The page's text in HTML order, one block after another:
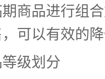
品进行组合
可以有效的
级划分